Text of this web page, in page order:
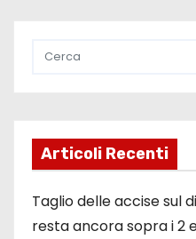
Articoli Recenti
Taglio delle accise sul
resta ancora sopra i 2